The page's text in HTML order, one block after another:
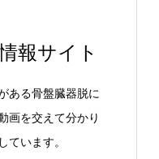
報サイト
ある骨盤臓器脱に
画を交えて分かり
ています。